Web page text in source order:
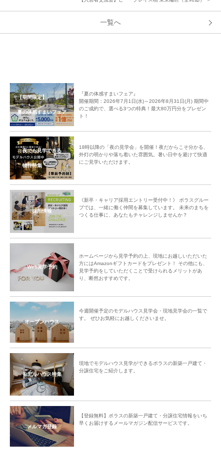
一覧へ
【期間限定】
夏の体感すまいフェア
『夏の体感すまいフェア』
開催期間：2026年7月1日(水)～2026年8月31日(月) 期間中
のご成約で、選べる3つの特典！最大80万円分をプレゼン
ト！
夜でも見学できる
物件特集
18時以降の「夜の見学会」を開催！夜だからこそ分かる、
外灯の明かりや落ち着いた雰囲気。暑い日中を避けて快適
にご見学いただけます。
採用情報
《新卒・キャリア採用エントリー受付中！》 ポラスグルー
プでは、一緒に働く仲間を募集しています。 未来のまちを
つくる仕事に、あなたもチャレンジしませんか？
Web見学予約
ホームページから見学予約の上、現地にお越しいただいた
方にはAmazonギフトカードをプレゼント！ その他にも、
見学予約をしていただくことで受けられるメリットがあ
り、断然おすすめです。
オープンハウス
今週開催予定のモデルハウス見学会・現地見学会の一覧で
す。 ぜひお気軽にお越しくださいませ。
モデルハウス特集
現地でモデルハウス見学ができるポラスの新築一戸建て・
分譲住宅をご紹介します。
メルマガ登録
【登録無料】ポラスの新築一戸建て・分譲住宅情報をいち
早くお届けするメールマガジン配信サービスです。